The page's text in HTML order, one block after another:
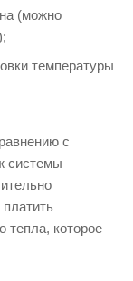
(можно
температуры
с
системы
тепла, которое